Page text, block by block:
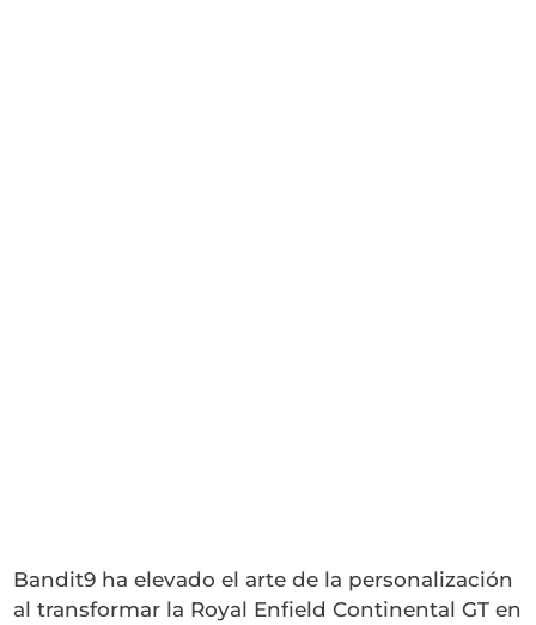
Bandit9 ha elevado el arte de la personalización
al transformar la Royal Enfield Continental GT en